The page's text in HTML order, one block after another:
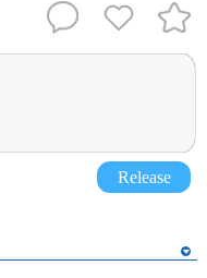
Release